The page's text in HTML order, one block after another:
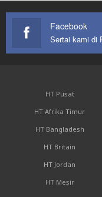
Facebook
HT Pusat
HT Afrika Timur
HT Bangladesh
HT Britain
HT Jordan
HT Mesir